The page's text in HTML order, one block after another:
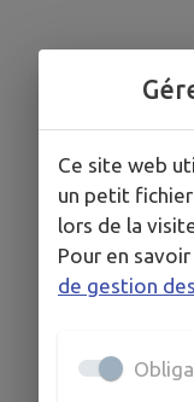
Permis de
construire en
Ce site web
un petit
lors de la
Pour en
de gestion